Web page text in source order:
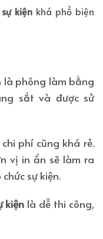
kiện khá phổ biện
là phông làm bằng
sắt và được sử
phí cũng khá rẻ.
vị in ấn sẽ làm ra
sự kiện.
kiện là dễ thi công,